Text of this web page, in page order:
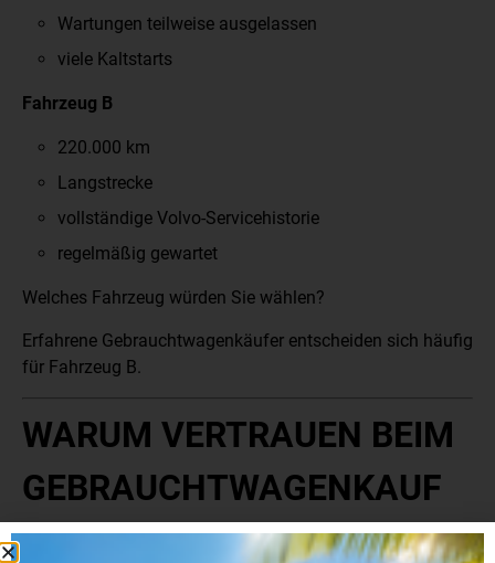
Wartungen teilweise ausgelassen
viele Kaltstarts
Fahrzeug B
220.000 km
Langstrecke
vollständige Volvo-Servicehistorie
regelmäßig gewartet
Welches Fahrzeug würden Sie wählen?
Erfahrene Gebrauchtwagenkäufer entscheiden sich häufig
für Fahrzeug B.
WARUM VERTRAUEN BEIM
GEBRAUCHTWAGENKAUF
SO WICHTIG IST